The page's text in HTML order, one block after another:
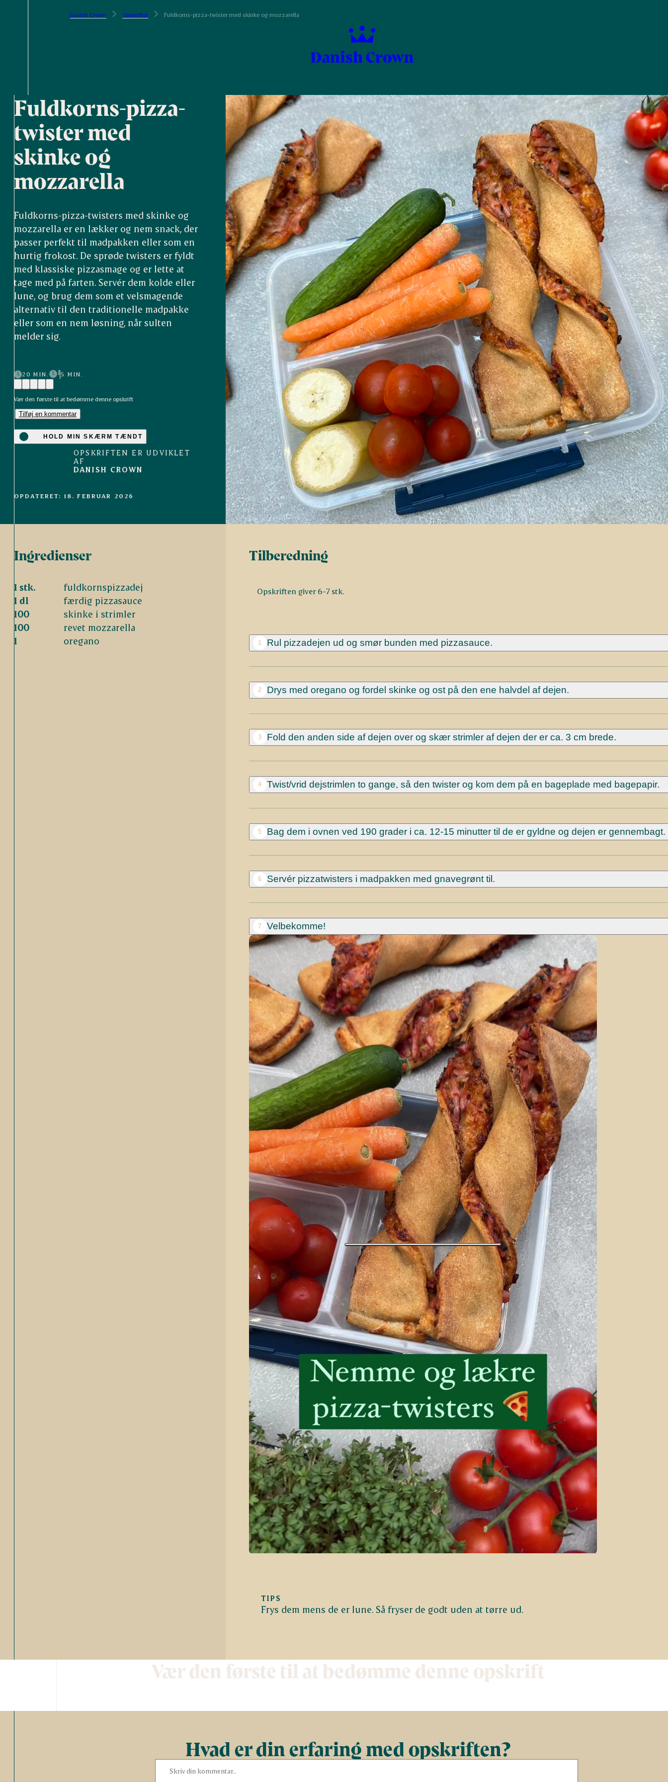
Danish Crown Opskrifter Fuldkorns-pizza-twister med skinke og mozzarella
Fuldkorns-pizza-
twister med
skinke og
mozzarella
Fuldkorns-pizza-twisters med skinke og
mozzarella er en lækker og nem snack, der
passer perfekt til madpakken eller som en
hurtig frokost. De sprøde twisters er fyldt
med klassiske pizzas­mage og er lette at
tage med på farten. Servér dem kolde eller
lune, og brug dem som et velsmagende
alternativ til den traditionelle madpakke
eller som en nem løsning, når sulten
melder sig.
20 MIN. 5 MIN.
Vær den første til at bedømme denne opskrift
Tilføj en kommentar
HOLD MIN SKÆRM TÆNDT
OPSKRIFTEN ER UDVIKLET
AF
DANISH CROWN
OPDATERET: 18. FEBRUAR 2026
Ingredienser
1 stk.
fuldkornspizzadej
1 dl
færdig pizzasauce
100
skinke i strimler
100
revet mozzarella
1
oregano
Tilberedning
Opskriften giver 6-7 stk.
1 Rul pizzadejen ud og smør bunden med pizzasauce.
2 Drys med oregano og fordel skinke og ost på den ene halvdel af dejen.
3 Fold den anden side af dejen over og skær strimler af dejen der er ca. 3 cm brede.
4 Twist/vrid dejstrimlen to gange, så den twister og kom dem på en bageplade med bagepapir.
5 Bag dem i ovnen ved 190 grader i ca. 12-15 minutter til de er gyldne og dejen er gennembagt.
6 Servér pizzatwisters i madpakken med gnavegrønt til.
7 Velbekomme!
TIPS
Frys dem mens de er lune. Så fryser de godt uden at tørre ud.
Vær den første til at bedømme denne opskrift
Hvad er din erfaring med opskriften?